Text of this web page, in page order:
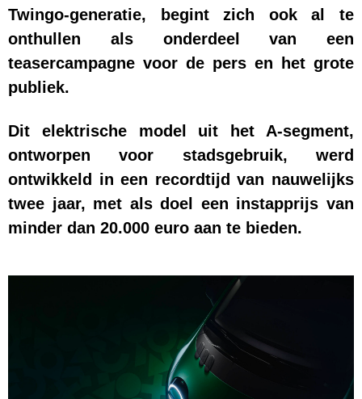
Twingo-generatie, begint zich ook al te
onthullen als onderdeel van een
teasercampagne voor de pers en het grote
publiek.
Dit elektrische model uit het A-segment,
ontworpen voor stadsgebruik, werd
ontwikkeld in een recordtijd van nauwelijks
twee jaar, met als doel een instapprijs van
minder dan 20.000 euro aan te bieden.